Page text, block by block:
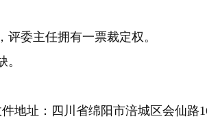
委主任拥有一票裁定权。
地址：四川省绵阳市涪城区会仙路